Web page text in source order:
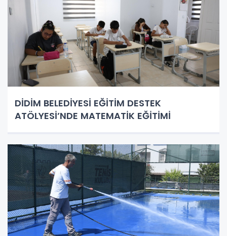
DİDİM BELEDİYESİ EĞİTİM DESTEK
ATÖLYESİ’NDE MATEMATİK EĞİTİMİ